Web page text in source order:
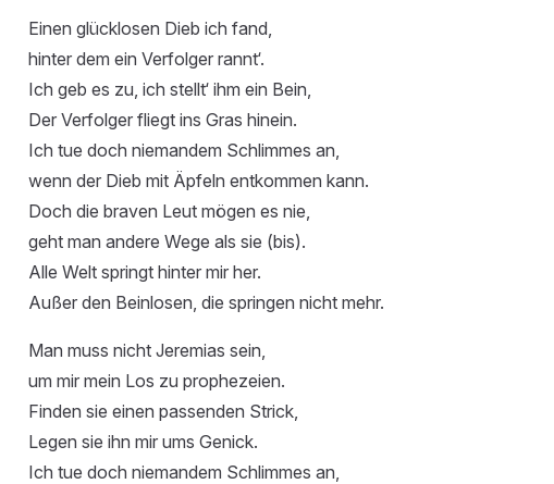
Einen glücklosen Dieb ich fand,
hinter dem ein Verfolger rannt‘.
Ich geb es zu, ich stellt‘ ihm ein Bein,
Der Verfolger fliegt ins Gras hinein.
Ich tue doch niemandem Schlimmes an,
wenn der Dieb mit Äpfeln entkommen kann.
Doch die braven Leut mögen es nie,
geht man andere Wege als sie (bis).
Alle Welt springt hinter mir her.
Außer den Beinlosen, die springen nicht mehr.
Man muss nicht Jeremias sein,
um mir mein Los zu prophezeien.
Finden sie einen passenden Strick,
Legen sie ihn mir ums Genick.
Ich tue doch niemandem Schlimmes an,